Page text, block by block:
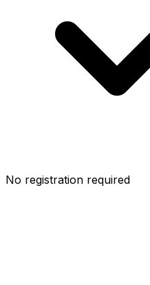
No registration required